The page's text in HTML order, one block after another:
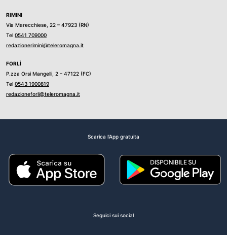
RIMINI
Via Marecchiese, 22 – 47923 (RN)
Tel 0541 709000
redazionerimini@teleromagna.it
FORLÌ
P.zza Orsi Mangelli, 2 – 47122 (FC)
Tel 0543 1900819
redazioneforli@teleromagna.it
Scarica l'App gratuita
Seguici sui social